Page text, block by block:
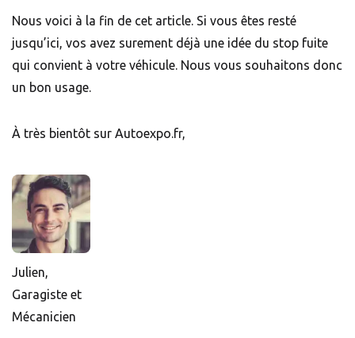
Nous voici à la fin de cet article. Si vous êtes resté
jusqu’ici, vos avez surement déjà une idée du stop fuite
qui convient à votre véhicule. Nous vous souhaitons donc
un bon usage.
À très bientôt sur Autoexpo.fr,
Julien,
Garagiste et
Mécanicien